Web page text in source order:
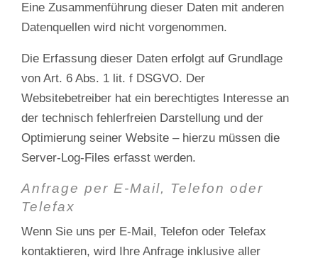
Eine Zusammenführung dieser Daten mit anderen
Datenquellen wird nicht vorgenommen.
Die Erfassung dieser Daten erfolgt auf Grundlage
von Art. 6 Abs. 1 lit. f DSGVO. Der
Websitebetreiber hat ein berechtigtes Interesse an
der technisch fehlerfreien Darstellung und der
Optimierung seiner Website – hierzu müssen die
Server-Log-Files erfasst werden.
Anfrage per E-Mail, Telefon oder
Telefax
Wenn Sie uns per E-Mail, Telefon oder Telefax
kontaktieren, wird Ihre Anfrage inklusive aller